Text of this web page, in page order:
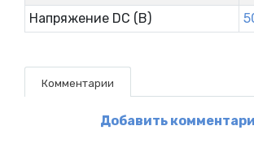
Напряжение DC (В)
Комментарии
Добавить